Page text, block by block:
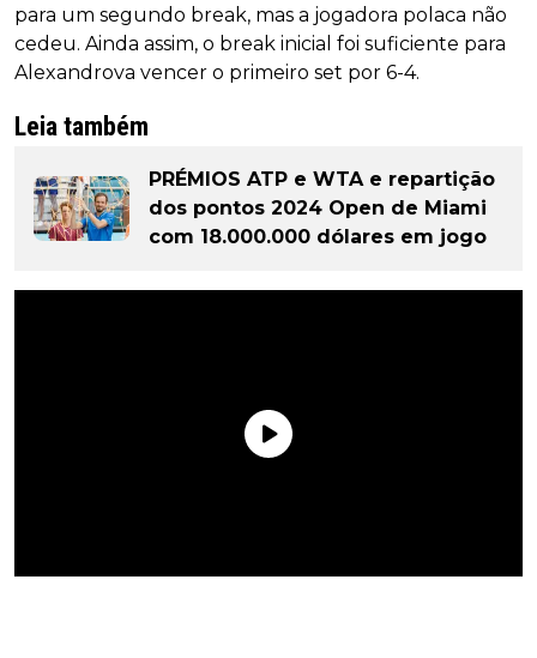
para um segundo break, mas a jogadora polaca não
cedeu. Ainda assim, o break inicial foi suficiente para
Alexandrova vencer o primeiro set por 6-4.
Leia também
PRÉMIOS ATP e WTA e repartição
dos pontos 2024 Open de Miami
com 18.000.000 dólares em jogo